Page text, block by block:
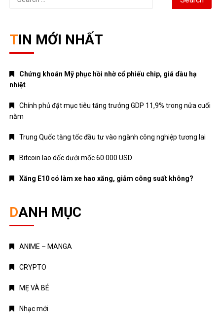
TIN MỚI NHẤT
Chứng khoán Mỹ phục hồi nhờ cổ phiếu chip, giá dầu hạ
nhiệt
Chính phủ đặt mục tiêu tăng trưởng GDP 11,9% trong nửa cuối
năm
Trung Quốc tăng tốc đầu tư vào ngành công nghiệp tương lai
Bitcoin lao dốc dưới mốc 60.000 USD
Xăng E10 có làm xe hao xăng, giảm công suất không?
DANH MỤC
ANIME – MANGA
CRYPTO
MẸ VÀ BÉ
Nhạc mới